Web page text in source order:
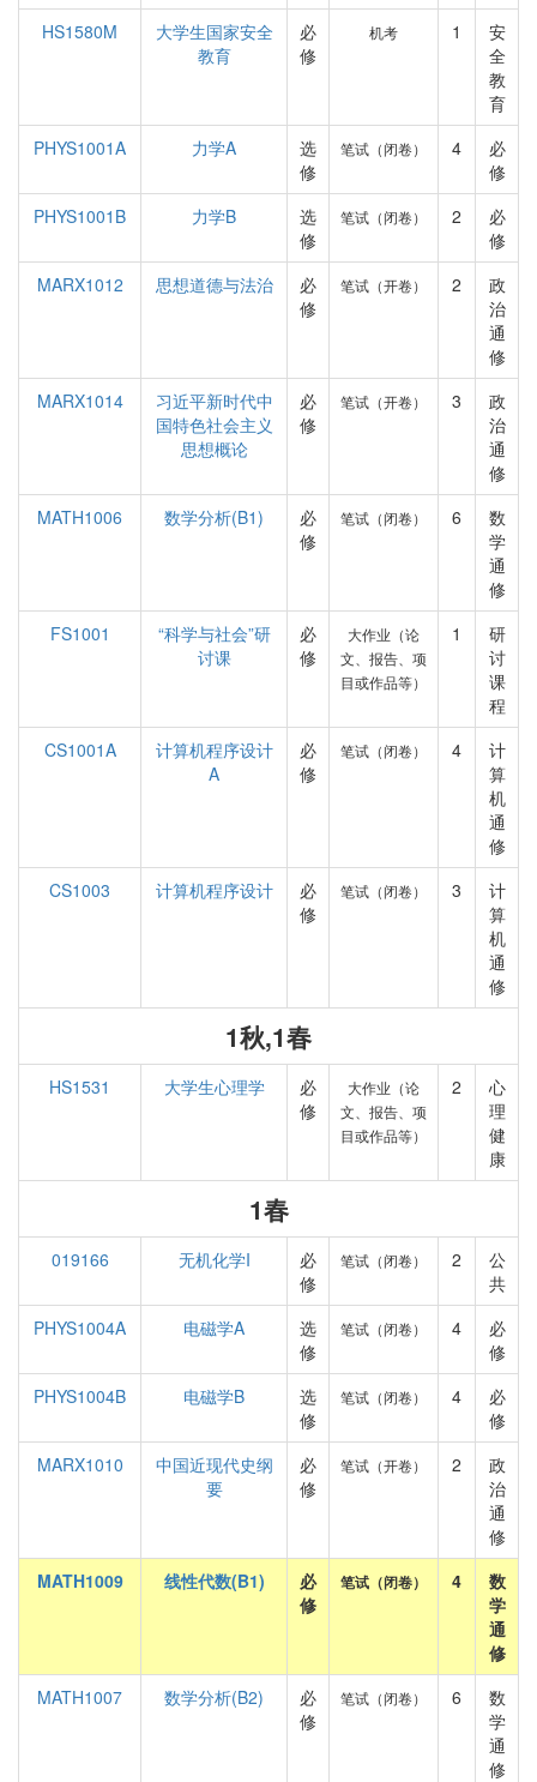
HS1580M
大学生国家安全
教育
必
修
机考 1
安
全
教
育
PHYS1001A
力学A
选
修
笔试（闭卷） 4
必
修
PHYS1001B
力学B
选
修
笔试（闭卷） 2
必
修
MARX1012
思想道德与法治
必
修
笔试（开卷） 2
政
治
通
修
MARX1014
习近平新时代中
国特色社会主义
思想概论
必
修
笔试（开卷） 3
政
治
通
修
MATH1006
数学分析(B1)
必
修
笔试（闭卷） 6
数
学
通
修
FS1001
“科学与社会”研
讨课
必
修
大作业（论
文、报告、项
目或作品等）
1
研
讨
课
程
CS1001A
计算机程序设计
A
必
修
笔试（闭卷） 4
计
算
机
通
修
CS1003
计算机程序设计
必
修
笔试（闭卷） 3
计
算
机
通
修
1秋,1春
HS1531 大学生心理学
必
修
大作业（论
文、报告、项
目或作品等）
2
心
理
健
康
1春
019166 无机化学I
必
修
笔试（闭卷） 2
公
共
PHYS1004A
电磁学A
选
修
笔试（闭卷） 4
必
修
PHYS1004B
电磁学B
选
修
笔试（闭卷） 4
必
修
MARX1010
中国近现代史纲
要
必
修
笔试（开卷） 2
政
治
通
修
MATH1009
线性代数(B1)
必
修
笔试（闭卷） 4
数
学
通
修
MATH1007
数学分析(B2)
必
修
笔试（闭卷） 6
数
学
通
修